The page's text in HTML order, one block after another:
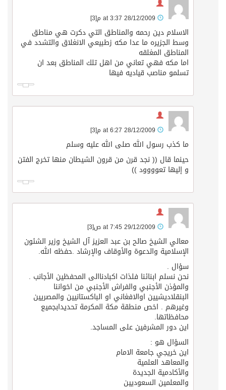
[3]
الاسلام دين رحمه والمناطق التي دكرت هي مناطق
وسط الجزيره ما عدا مكه زطبيعي الانغلاق والتشدد في
المناطق المغلقه
اما مكه فهي تعاني من اهل تلك المناطق بعد ان
تسلمو مناصب قياديه فيها
[3]
ما كذب رسول الله صلى الله عليه وسلم
حينما قال (( نجد قرن من قرون الشيطان منها تخرج الفتن
و إليها تعوووود ))
[3]
معالي الشيخ صالح بن عبد العزيز آل الشيخ وزير الشئون
الإسلامية والدعوة والأوقاف والإرشاد .حفظه الله.
سؤال .
نحن نسلم ابنائنا فلذات اكبادناالى المحفظين الأجانب .
والمؤذن الأجنبي والفراش الأجنبي من اخواننا
البنقلاديشيين اوالافغاني او الباكستانيين والمصريين
وغيرهم . اخص منطقة مكة المكرمة تحديدابجميع
محافظاتها.
اين دور المشرفين على المساجد.
السؤال هو :
اين خريجي جامعة الامام
والمعاهد العلمية
والأكادمية الجديدة
والمعلمين السعوديين